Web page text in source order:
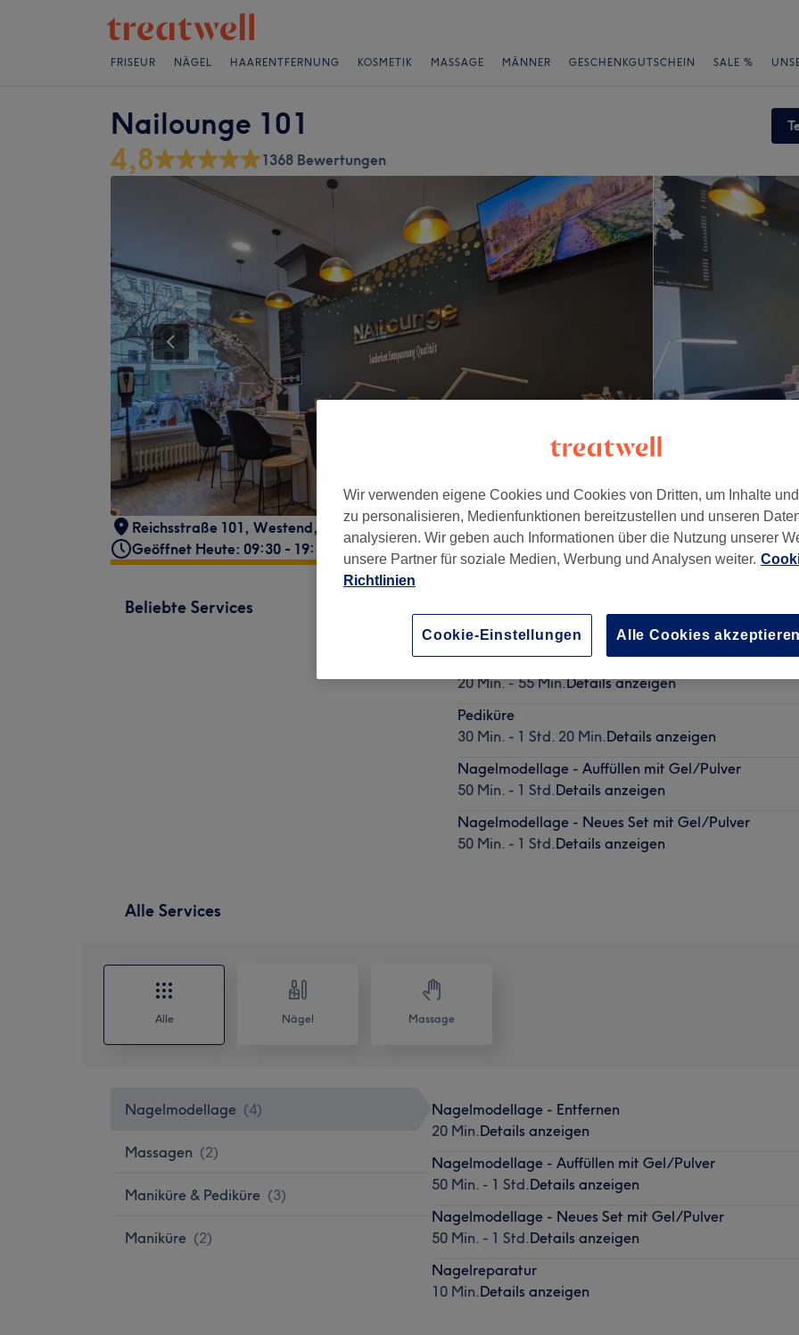
FRISEUR NÄGEL HAARENTFERNUNG KOSMETIK MASSAGE MÄNNER GESCHENKGUTSCHEIN SALE %
Nailounge 101
4,8 1368 Bewertungen
Reichsstraße 101 , Westend, Berlin , 14052
Geöffnet Heute: 09:30 - 19:15
Beliebte Services
10 Min.Details anzeigen
Maniküre
20 Min. - 55 Min.Details anzeigen
Pediküre
30 Min. - 1 Std. 20 Min.Details anzeigen
Nagelmodellage - Auffüllen mit Gel/Pulver
50 Min. - 1 Std.Details anzeigen
Nagelmodellage - Neues Set mit Gel/Pulver
50 Min. - 1 Std.Details anzeigen
Alle Services
Alle Nägel Massage
Nagelmodellage (4)
Massagen (2)
Maniküre & Pediküre (3)
Maniküre (2)
Nagelmodellage - Entfernen
20 Min.Details anzeigen
Nagelmodellage - Auffüllen mit Gel/Pulver
50 Min. - 1 Std.Details anzeigen
Nagelmodellage - Neues Set mit Gel/Pulver
50 Min. - 1 Std.Details anzeigen
Nagelreparatur
10 Min.Details anzeigen
Wir verwenden eigene Cookies und Cookies von Dritten, um Inhalte
zu personalisieren, Medienfunktionen bereitzustellen und unseren
analysieren. Wir geben auch Informationen über die Nutzung unserer
unsere Partner für soziale Medien, Werbung und Analysen weiter.
Richtlinien
Cookie-Einstellungen Alle Cookies